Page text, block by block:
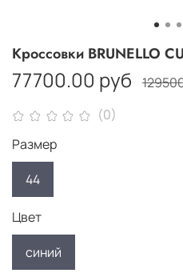
(0)
Кроссовки BRUNELLO
77700.00 руб
Размер
44
Цвет
синий